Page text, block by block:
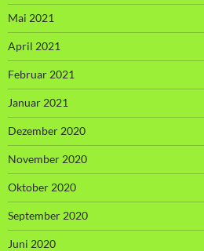
Mai 2021
April 2021
Februar 2021
Januar 2021
Dezember 2020
November 2020
Oktober 2020
September 2020
Juni 2020